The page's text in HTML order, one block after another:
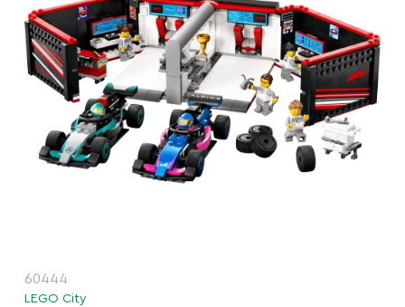
60444
LEGO City